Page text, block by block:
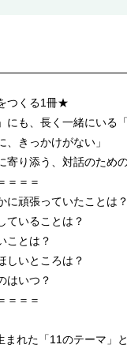
つくる1冊★
も、長く一緒にいる
、きっかけがない」
り添う、対話のため
＝＝＝
に頑張っていたことは？
ていることは？
ことは？
しいところは？
はいつ？
＝＝＝
れた「11のテーマ」